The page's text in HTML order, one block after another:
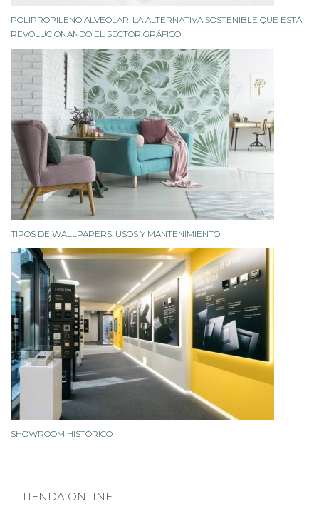
POLIPROPILENO ALVEOLAR: LA ALTERNATIVA SOSTENIBLE QUE ESTÁ
REVOLUCIONANDO EL SECTOR GRÁFICO
TIPOS DE WALLPAPERS: USOS Y MANTENIMIENTO
SHOWROOM HISTÓRICO
TIENDA ONLINE